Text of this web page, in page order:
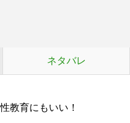
ネタバレ
教育にもいい！